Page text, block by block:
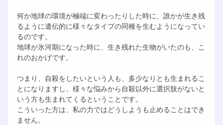
何か地球の環境が極端に変わったりした時に、誰かが生き残
るように遺伝的に様々なタイプの同種を生むようになってい
るのです。
地球が氷河期になった時に、生き残れた生物がいたのも、こ
れのおかげです。
つまり、自殺をしたいという人も、多少なりとも生まれるこ
とになりますし、様々な悩みから自殺以外に選択肢がないと
いう方も生まれてくるということです。
こういった方は、私の力ではどうしようも止めることはでき
ません。